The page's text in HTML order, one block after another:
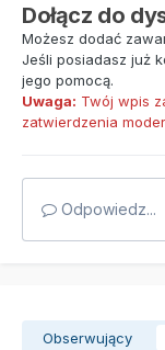
Dołącz do
Możesz dodać
Jeśli posiadasz już
jego pomocą.
Uwaga: Twój wpis
zatwierdzenia
Odpowiedz...
Obserwujący